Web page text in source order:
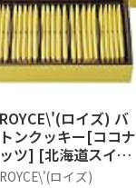
ROYCE\'(ロイズ) バ
トンクッキー[ココナ
ッツ] [北海道スイー
ツ] 25個 (x 1)
ROYCE\'(ロイズ)